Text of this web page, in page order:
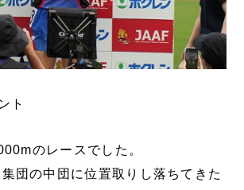
ト
のレースでした。
団の中団に位置取りし落ちてきた